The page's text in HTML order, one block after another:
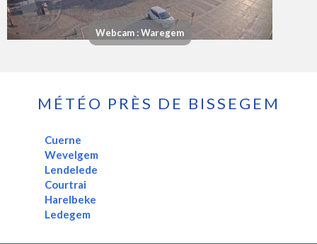
Webcam : Waregem
MÉTÉO PRÈS DE BISSEGEM
Cuerne
Wevelgem
Lendelede
Courtrai
Harelbeke
Ledegem